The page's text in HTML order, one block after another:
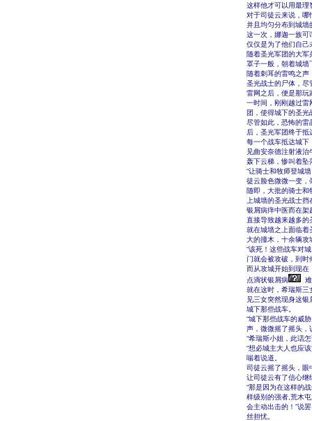
这样他才可以用最理
对于司徒云来说，哪
并且均匀分布到城墙
这一次，娜迦一族可
仅仅是为了他们自己
随着圣光军团的大军
罩子一般，朝着城墙
随着刺耳的雷鸣之声
圣光战士的尸体，尽
雷网之后，便是那玩
一时间，刚刚越过雷
团，使得城下的圣
尽管如此，恐怖的
后，圣光军团终于抵
每一个战车抵达城下
见曲安奈德注射液
轰下云梯，惨叫着坠
“让骑士和牧师登城
徒云脸色微微一变，
随即，大批的骑士和
上城墙的圣光战士
银屑病痒中医而在架
直接导致越来越多的
就在城墙之上面临着
大的撞木，十余辆攻
“该死！这些战车对
门就会被攻破，到
而从攻城开始到现在
点滴状银屑病
就在这时，希瑞斯三
见三女突然现身这
城下那些战车。
“城下那些战车的威
声，微微摇了摇头，
“希瑞斯小姐，此话
“想必城主大人也应
喘着说道。
司徒云摇了摇头，眼
让司徒云有了信心继
“那是因为在这样的
样级别的强者,荒木
会主动出击的！”说
丝担忧。